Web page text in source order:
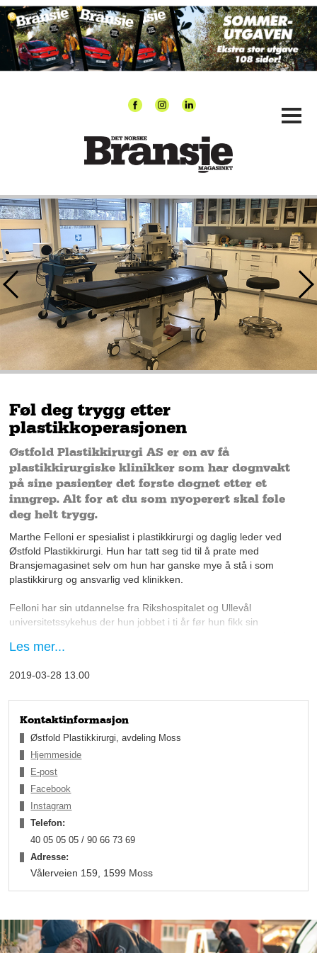
Føl deg trygg etter
plastikkoperasjonen
Østfold Plastikkirurgi AS er en av få
plastikkirurgiske klinikker som har døgnvakt
på sine pasienter det første døgnet etter et
inngrep. Alt for at du som nyoperert skal føle
deg helt trygg.
Marthe Felloni er spesialist i plastikkirurgi og daglig leder ved
Østfold Plastikkirurgi. Hun har tatt seg tid til å prate med
Bransjemagasinet selv om hun har ganske mye å stå i som
plastikkirurg og ansvarlig ved klinikken.
Felloni har sin utdannelse fra Rikshospitalet og Ullevål
universitetssykehus der hun jobbet i ti år før hun fikk sin
ha fått sin spesialisttittel i plastikkirurgi begynte hun som
dag, samtidig som hun driver Østfold Plastikkirurgi.
et par kollegaer i 2013 og vi hadde vår første operasjon i april
2014, sier Felloni innledningsvis om klinikken som feirer fem år
om noen få uker.
Les mer...
2019-03-28 13.00
Kontaktinformasjon
Østfold Plastikkirurgi, avdeling Moss
Hjemmeside
E-post
Facebook
Instagram
Telefon:
40 05 05 05 / 90 66 73 69
Adresse:
Vålerveien 159, 1599 Moss